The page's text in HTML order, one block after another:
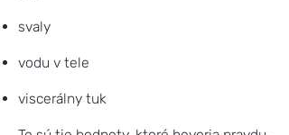
svaly
vodu v tele
viscerálny tuk